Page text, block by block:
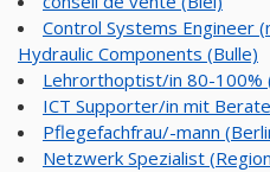
Control Systems Engineer
Hydraulic Components (Bulle)
Lehrorthoptist/in 80-100%
ICT Supporter/in mit
Pflegefachfrau/-mann
Netzwerk Spezialist